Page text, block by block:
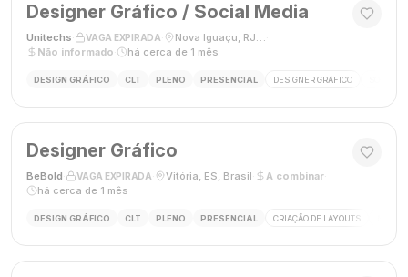
Designer Gráfico / Social Media
Unitechs VAGA EXPIRADA Nova Iguaçu, RJ, Brasil
Não informado
há cerca de 1 mês
DESIGN GRÁFICO CLT PLENO PRESENCIAL DESIGNER GRÁFICO
Designer Gráfico
BeBold VAGA EXPIRADA Vitória, ES, Brasil A combinar·
há cerca de 1 mês
DESIGN GRÁFICO CLT PLENO PRESENCIAL CRIAÇÃO DE LAYOUTS